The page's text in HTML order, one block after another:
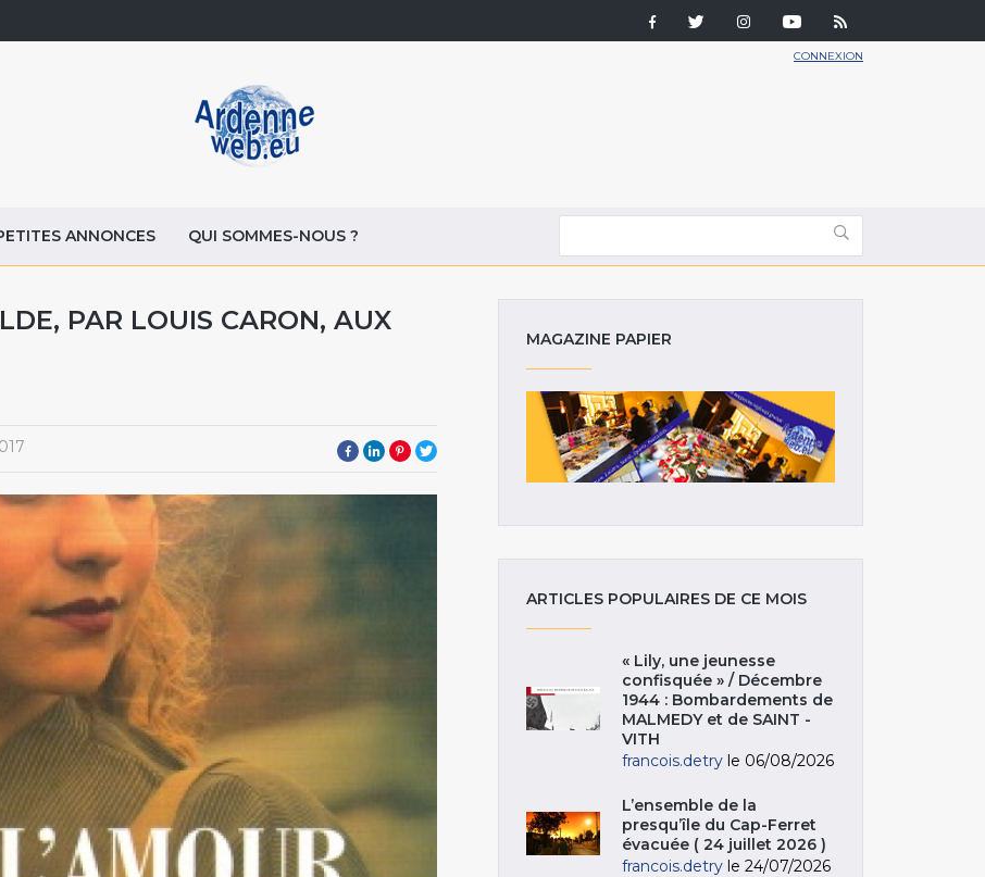
CONNEXION
ANNONCES QUI SOMMES-NOUS ?
PAR LOUIS CARON, AUX
MAGAZINE PAPIER
ARTICLES POPULAIRES DE CE MOIS
« Lily, une jeunesse
confisquée » / Décembre
1944 : Bombardements de
MALMEDY et de SAINT -
VITH
francois.detry le 06/08/2026
L’ensemble de la
presqu’île du Cap-Ferret
évacuée ( 24 juillet 2026 )
francois.detry le 24/07/2026